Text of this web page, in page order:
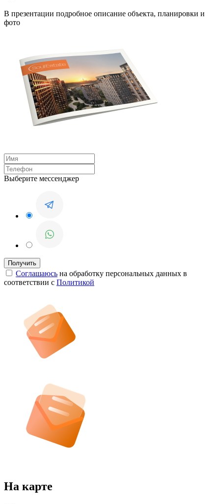
В презентации подробное описание объекта, планировки и
фото
Выберите мессенджер
Соглашаюсь на обработку персональных данных в
соответствии с Политикой
На карте